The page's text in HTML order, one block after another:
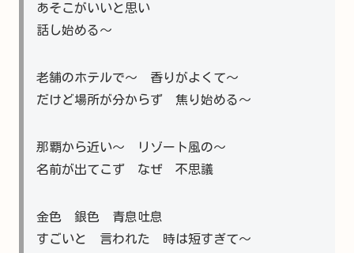
あそこがいいと思い
話し始める～
老舗のホテルで～ 香りがよくて～
だけど場所が分からず 焦り始める～
那覇から近い～ リゾート風の～
名前が出てこず なぜ 不思議
金色 銀色 青息吐息
すごいと 言われた 時は短すぎて～